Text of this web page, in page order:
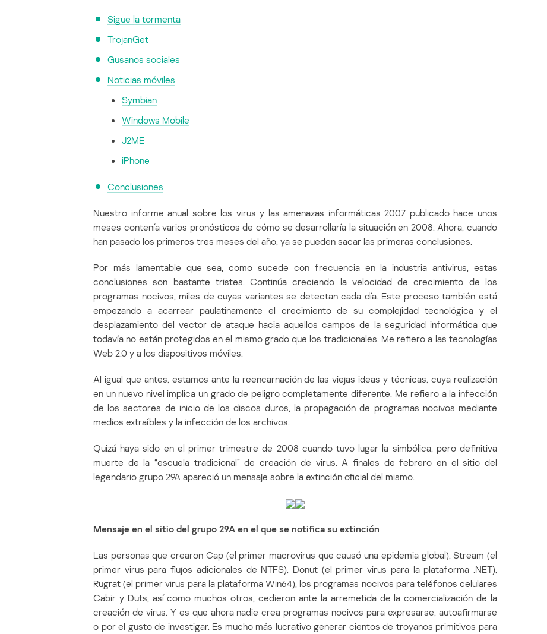
Sigue la tormenta
TrojanGet
Gusanos sociales
Noticias móviles
Symbian
Windows Mobile
J2ME
iPhone
Conclusiones
Nuestro informe anual sobre los virus y las amenazas informáticas 2007 publicado hace unos
meses contenía varios pronósticos de cómo se desarrollaría la situación en 2008. Ahora, cuando
han pasado los primeros tres meses del año, ya se pueden sacar las primeras conclusiones.
Por más lamentable que sea, como sucede con frecuencia en la industria antivirus, estas
conclusiones son bastante tristes. Continúa creciendo la velocidad de crecimiento de los
programas nocivos, miles de cuyas variantes se detectan cada día. Este proceso también está
empezando a acarrear paulatinamente el crecimiento de su complejidad tecnológica y el
desplazamiento del vector de ataque hacia aquellos campos de la seguridad informática que
todavía no están protegidos en el mismo grado que los tradicionales. Me refiero a las tecnologías
Web 2.0 y a los dispositivos móviles.
Al igual que antes, estamos ante la reencarnación de las viejas ideas y técnicas, cuya realización
en un nuevo nivel implica un grado de peligro completamente diferente. Me refiero a la infección
de los sectores de inicio de los discos duros, la propagación de programas nocivos mediante
medios extraíbles y la infección de los archivos.
Quizá haya sido en el primer trimestre de 2008 cuando tuvo lugar la simbólica, pero definitiva
muerte de la “escuela tradicional” de creación de virus. A finales de febrero en el sitio del
legendario grupo 29A apareció un mensaje sobre la extinción oficial del mismo.
Mensaje en el sitio del grupo 29A en el que se notifica su extinción
Las personas que crearon Cap (el primer macrovirus que causó una epidemia global), Stream (el
primer virus para flujos adicionales de NTFS), Donut (el primer virus para la plataforma .NET),
Rugrat (el primer virus para la plataforma Win64), los programas nocivos para teléfonos celulares
Cabir y Duts, así como muchos otros, cedieron ante la arremetida de la comercialización de la
creación de virus. Y es que ahora nadie crea programas nocivos para expresarse, autoafirmarse
o por el gusto de investigar. Es mucho más lucrativo generar cientos de troyanos primitivos para